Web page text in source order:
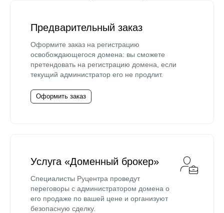
Предварительный заказ
Оформите заказ на регистрацию
освобождающегося домена: вы сможете
претендовать на регистрацию домена, если
текущий администратор его не продлит.
Оформить заказ
Услуга «Доменный брокер»
Специалисты Руцентра проведут
переговоры с администратором домена о
его продаже по вашей цене и организуют
безопасную сделку.